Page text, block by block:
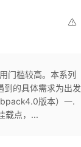
门槛较高。本系列
到的具体需求为出发
版本）一.
载点，...